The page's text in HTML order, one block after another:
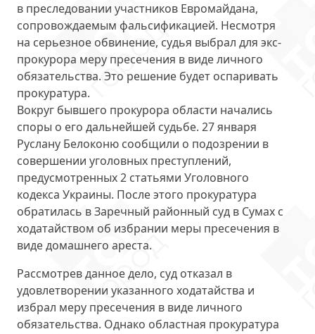
в преследовании участников Евромайдана,
сопровождаемым фальсификацией. Несмотря
на серьезное обвинение, судья выбрал для экс-
прокурора меру пресечения в виде личного
обязательства. Это решение будет оспаривать
прокуратура.
Вокруг бывшего прокурора области начались
споры о его дальнейшей судьбе. 27 января
Руслану Белоконю сообщили о подозрении в
совершении уголовных преступлений,
предусмотренных 2 статьями Уголовного
кодекса Украины. После этого прокуратура
обратилась в Заречный районный суд в Сумах с
ходатайством об избрании меры пресечения в
видедомашнего ареста.
Рассмотрев данное дело, суд отказал в
удовлетворении указанного ходатайства и
избрал меру пресечения в виде личного
обязательства. Однако областная прокуратура